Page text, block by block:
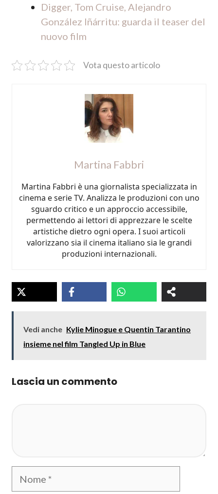
Digger, Tom Cruise, Alejandro
González Iñárritu: guarda il teaser del
nuovo film
Vota questo articolo
Martina Fabbri
Martina Fabbri è una giornalista specializzata in
cinema e serie TV. Analizza le produzioni con uno
sguardo critico e un approccio accessibile,
permettendo ai lettori di apprezzare le scelte
artistiche dietro ogni opera. I suoi articoli
valorizzano sia il cinema italiano sia le grandi
produzioni internazionali.
Vedi anche Kylie Minogue e Quentin Tarantino
insieme nel film Tangled Up in Blue
Lascia un commento
Nome